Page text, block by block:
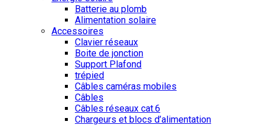
Batterie au plomb
Alimentation solaire
Accessoires
Clavier réseaux
Boite de jonction
Support Plafond
trépied
Câbles caméras mobiles
Câbles
Câbles réseaux cat.6
Chargeurs et blocs d’alimentation